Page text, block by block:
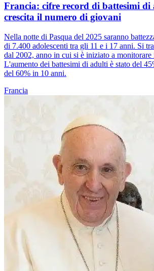
Francia: cifre record di battesimi
crescita il numero di giovani
Nella notte di Pasqua del 2025 saranno
di 7.400 adolescenti tra gli 11 e i 17 anni. Si
dal 2002, anno in cui si è iniziato a monitorare
L'aumento dei battesimi di adulti è stato del
del 60% in 10 anni.
Francia